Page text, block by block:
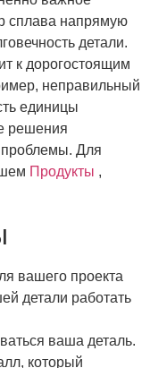
сплава напрямую
детали.
к дорогостоящим
неправильный
единицы
решения
проблемы. Для
Продукты ,
вашего проекта
детали работать
ваша деталь.
который